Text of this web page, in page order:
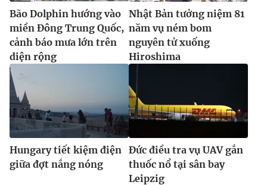
thuận bằng văn bản. Ghi rõ nguồn VTV.vn khi phát hành lại
thông tin từ website này.
Bão Dolphin hướng vào
miền Đông Trung Quốc,
cảnh báo mưa lớn trên
diện rộng
Nhật Bản tưởng niệm 81
năm vụ ném bom
nguyên tử xuống
Hiroshima
Hungary tiết kiệm điện
giữa đợt nắng nóng
Đức điều tra vụ UAV gắn
thuốc nổ tại sân bay
Leipzig